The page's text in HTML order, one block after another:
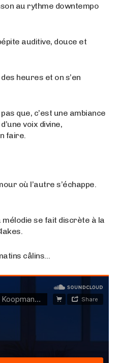
au rythme downtempo
auditive, douce et
heures et on s’en
que, c’est une ambiance
voix divine,
faire.
où l’autre s’échappe.
mélodie se fait discrète à la
câlins…